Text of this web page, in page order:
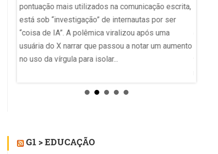
pontuação mais utilizados na comunicação escrita,
está sob “investigação” de internautas por ser
“coisa de IA”. A polêmica viralizou após uma
usuária do X narrar que passou a notar um aumento
no uso da vírgula para isolar...
G1 > EDUCAÇÃO